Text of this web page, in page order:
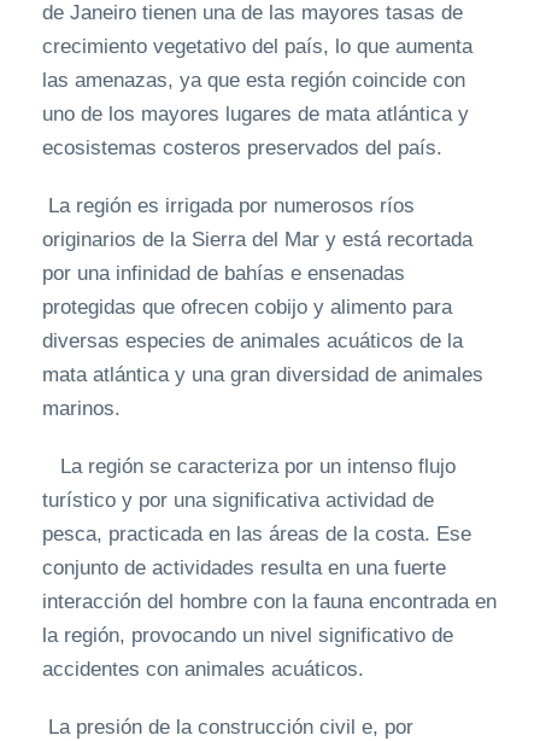
de Janeiro tienen una de las mayores tasas de
crecimiento vegetativo del país, lo que aumenta
las amenazas, ya que esta región coincide con
uno de los mayores lugares de mata atlántica y
ecosistemas costeros preservados del país.
La región es irrigada por numerosos ríos
originarios de la Sierra del Mar y está recortada
por una infinidad de bahías e ensenadas
protegidas que ofrecen cobijo y alimento para
diversas especies de animales acuáticos de la
mata atlántica y una gran diversidad de animales
marinos.
La región se caracteriza por un intenso flujo
turístico y por una significativa actividad de
pesca, practicada en las áreas de la costa. Ese
conjunto de actividades resulta en una fuerte
interacción del hombre con la fauna encontrada en
la región, provocando un nivel significativo de
accidentes con animales acuáticos.
La presión de la construcción civil e, por